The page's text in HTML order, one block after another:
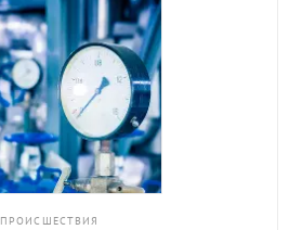
ПРОИСШЕСТВИЯ